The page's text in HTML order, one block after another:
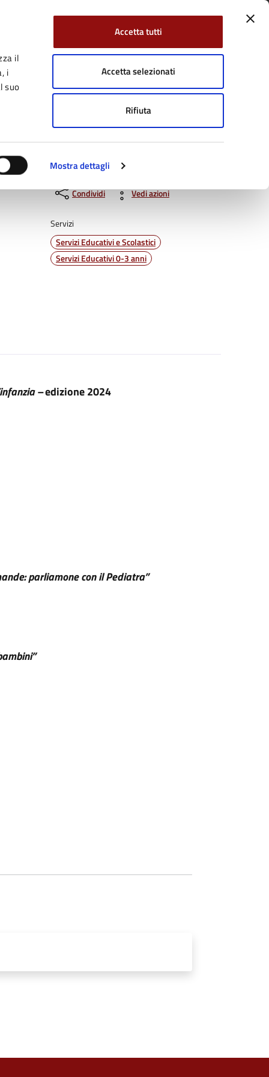
il
i
suo
Mostra dettagli
Accetta tutti
Accetta selezionati
Rifiuta
su: TwitterYouTube Cerca:
Tutti gli argomenti
Condividi Vedi azioni
Servizi
Servizi Educativi e Scolastici
Servizi Educativi 0-3 anni
–edizione 2024
parliamone con il Pediatra”